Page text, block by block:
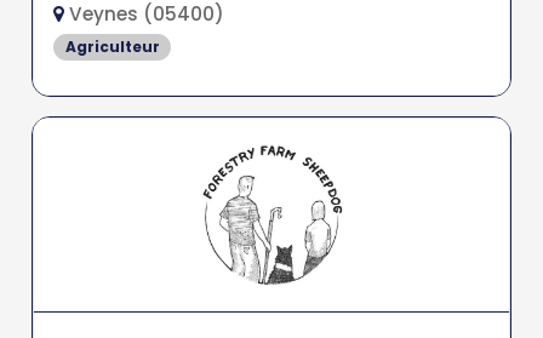
Veynes (05400)
Agriculteur